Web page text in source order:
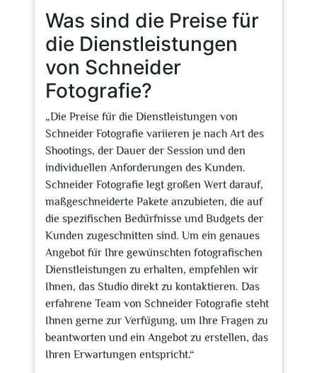
Was sind die Preise für
die Dienstleistungen
von Schneider
Fotografie?
„Die Preise für die Dienstleistungen von
Schneider Fotografie variieren je nach Art des
Shootings, der Dauer der Session und den
individuellen Anforderungen des Kunden.
Schneider Fotografie legt großen Wert darauf,
maßgeschneiderte Pakete anzubieten, die auf
die spezifischen Bedürfnisse und Budgets der
Kunden zugeschnitten sind. Um ein genaues
Angebot für Ihre gewünschten fotografischen
Dienstleistungen zu erhalten, empfehlen wir
Ihnen, das Studio direkt zu kontaktieren. Das
erfahrene Team von Schneider Fotografie steht
Ihnen gerne zur Verfügung, um Ihre Fragen zu
beantworten und ein Angebot zu erstellen, das
Ihren Erwartungen entspricht.“